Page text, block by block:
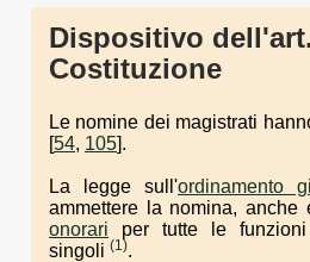
Dispositivo
Costituzione
Le nomine dei magistrati
[54, 105].
La legge sull'ordinamento
ammettere la nomina, anche
onorari per tutte le
singoli (1).